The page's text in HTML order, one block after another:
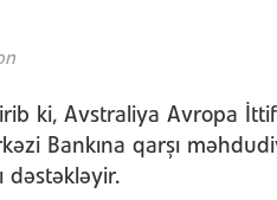
ki, Avstraliya Avropa
Bankına qarşı
dəstəkləyir.